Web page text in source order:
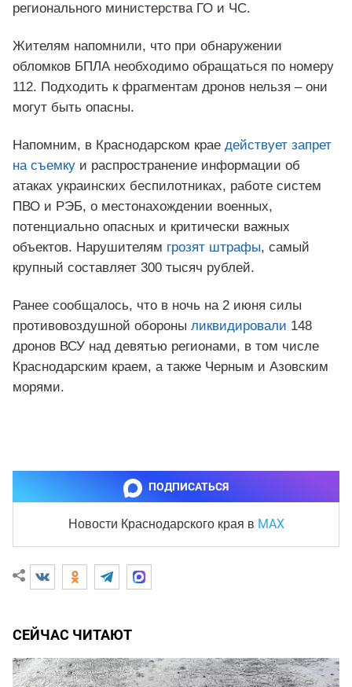
регионального министерства ГО и ЧС.
Жителям напомнили, что при обнаружении
обломков БПЛА необходимо обращаться по номеру
112. Подходить к фрагментам дронов нельзя – они
могут быть опасны.
Напомним, в Краснодарском крае действует запрет
на съемку и распространение информации об
атаках украинских беспилотниках, работе систем
ПВО и РЭБ, о местонахождении военных,
потенциально опасных и критически важных
объектов. Нарушителям грозят штрафы, самый
крупный составляет 300 тысяч рублей.
Ранее сообщалось, что в ночь на 2 июня силы
противовоздушной обороны ликвидировали 148
дронов ВСУ над девятью регионами, в том числе
Краснодарским краем, а также Черным и Азовским
морями.
ПОДПИСАТЬСЯ
Новости Краснодарского края в MAX
СЕЙЧАС ЧИТАЮТ